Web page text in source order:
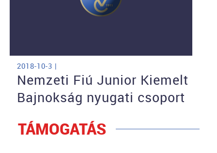
2018-10-3 |
Nemzeti Fiú Junior Kiemelt
Bajnokság nyugati csoport
TÁMOGATÁS